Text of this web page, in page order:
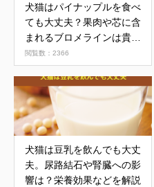
犬猫はパイナップルを食べ
ても大丈夫？果肉や芯に含
まれるブロメラインは貴重
な消化酵素。生がおすすめ
閲覧数：2366
犬猫は豆乳を飲んでも大丈
夫。尿路結石や腎臓への影
響は？栄養効果などを解説